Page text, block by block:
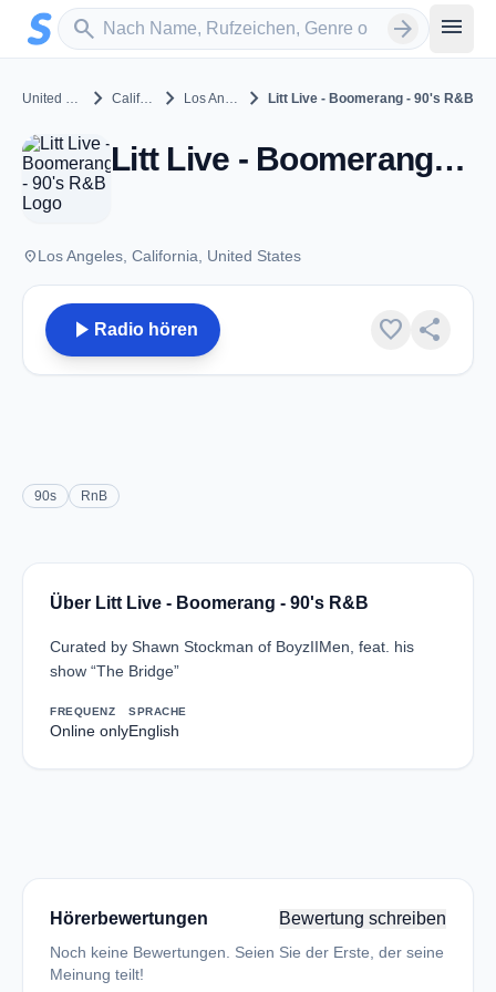
Zum Hauptinhalt springen
search
Sender suchen arrow_forward menu
United States chevron_right California chevron_right Los Angeles chevron_right Litt Live - Boomerang - 90's R&B
Litt Live - Boomerang - 90's R&B - Los Angeles, CA
placeLos Angeles, California, United States
play_arrow Radio hören favorite share
90s RnB
Über Litt Live - Boomerang - 90's R&B
Curated by Shawn Stockman of BoyzIIMen, feat. his
show “The Bridge”
FREQUENZ
Online only
SPRACHE
English
Hörerbewertungen Bewertung schreiben
Noch keine Bewertungen. Seien Sie der Erste, der seine
Meinung teilt!